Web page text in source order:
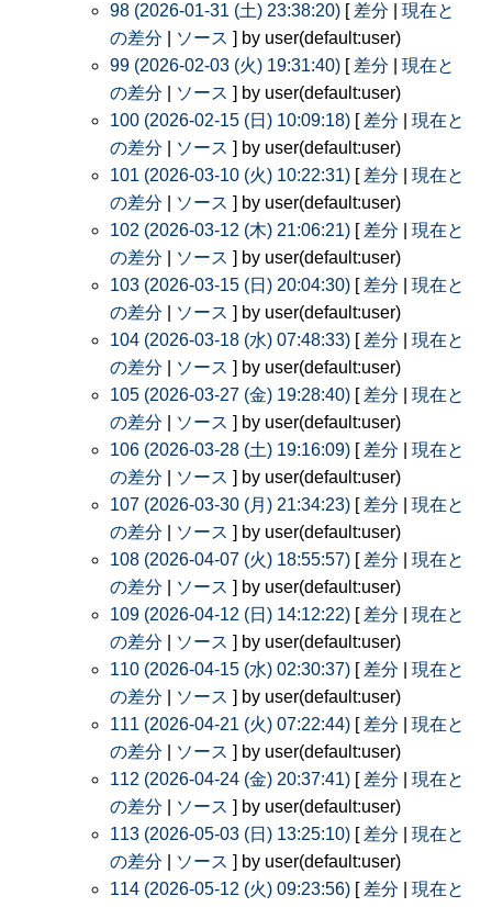
98 (2026-01-31 (土) 23:38:20) [ 差分
現在と
の差分
ソース ] by user(default:user)
99 (2026-02-03 (火) 19:31:40) [ 差分
現在と
の差分
ソース ] by user(default:user)
100 (2026-02-15 (日) 10:09:18) [ 差分
現在と
の差分
ソース ] by user(default:user)
101 (2026-03-10 (火) 10:22:31) [ 差分
現在と
の差分
ソース ] by user(default:user)
102 (2026-03-12 (木) 21:06:21) [ 差分
現在と
の差分
ソース ] by user(default:user)
103 (2026-03-15 (日) 20:04:30) [ 差分
現在と
の差分
ソース ] by user(default:user)
104 (2026-03-18 (水) 07:48:33) [ 差分
現在と
の差分
ソース ] by user(default:user)
105 (2026-03-27 (金) 19:28:40) [ 差分
現在と
の差分
ソース ] by user(default:user)
106 (2026-03-28 (土) 19:16:09) [ 差分
現在と
の差分
ソース ] by user(default:user)
107 (2026-03-30 (月) 21:34:23) [ 差分
現在と
の差分
ソース ] by user(default:user)
108 (2026-04-07 (火) 18:55:57) [ 差分
現在と
の差分
ソース ] by user(default:user)
109 (2026-04-12 (日) 14:12:22) [ 差分
現在と
の差分
ソース ] by user(default:user)
110 (2026-04-15 (水) 02:30:37) [ 差分
現在と
の差分
ソース ] by user(default:user)
111 (2026-04-21 (火) 07:22:44) [ 差分
現在と
の差分
ソース ] by user(default:user)
112 (2026-04-24 (金) 20:37:41) [ 差分
現在と
の差分
ソース ] by user(default:user)
113 (2026-05-03 (日) 13:25:10) [ 差分
現在と
の差分
ソース ] by user(default:user)
114 (2026-05-12 (火) 09:23:56) [ 差分 現在と